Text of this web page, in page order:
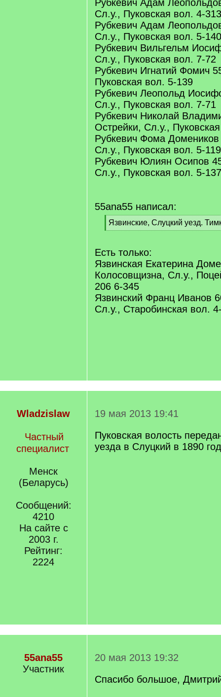
Рубкевич Адам
Сл.у., Пуковская вол. 4-313
Рубкевич Адам
Сл.у., Пуковская вол. 5-140
Рубкевич Вильгельм
Сл.у., Пуковская вол. 7-72
Рубкевич Игнатий Фомич
Пуковская вол. 5-139
Рубкевич Леопольд
Сл.у., Пуковская вол. 7-71
Рубкевич Николай
Острейки, Сл.у.,
Рубкевич Фома
Сл.у., Пуковская вол. 5-119
Рубкевич Юлиян Осипов
Сл.у., Пуковская вол. 5-
55ana55 написал:
[
q
Язвинские, Слуцкий уезд.
[
q
]
Есть только:
Язвинская Екатерина
Колосовщизна, Сл.у.,
206 6-345
Язвинский Франц Иванов
Сл.у., Старобинская вол.
Wladzislaw
Частный
специалист
Менск
(Беларусь)
Сообщений:
4210
На сайте с
2003 г.
Рейтинг:
2224
19 мая 2013 19:41
Пуковская волость
уезда в Слуцкий в 1890
55ana55
Участник
20 мая 2013 19:32
Спасибо большое,